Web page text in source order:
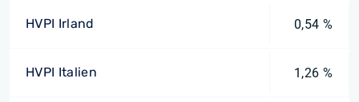
HVPI Irland 0,54 %
HVPI Italien 1,26 %